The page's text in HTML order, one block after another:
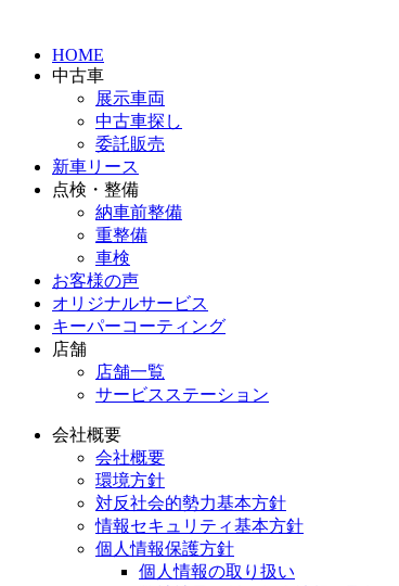
HOME
中古車
展示車両
中古車探し
委託販売
新車リース
点検・整備
納車前整備
重整備
車検
お客様の声
オリジナルサービス
キーパーコーティング
店舗
店舗一覧
サービスステーション
会社概要
会社概要
環境方針
対反社会的勢力基本方針
情報セキュリティ基本方針
個人情報保護方針
個人情報の取り扱い